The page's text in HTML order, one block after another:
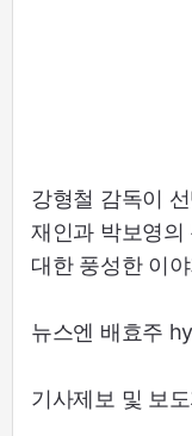
강형철 감독이
재인과 박보영의
대한 풍성한 이
뉴스엔 배효주
기사제보 및 보